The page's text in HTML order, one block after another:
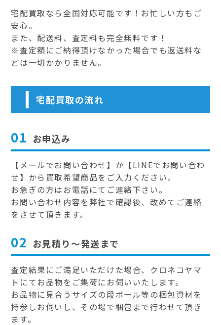
宅配買取なら全国対応可能です！お忙しい方もご
安心。
また、配送料、査定料も完全無料です！
※査定額にご納得頂けなかった場合でも返送料な
どは一切かかりません。
宅配買取の流れ
01 お申込み
【メールでお問い合わせ】か【LINEでお問い合わ
せ】から買取希望商品をご入力ください。
お急ぎの方はお電話にてご連絡下さい。
お問い合わせ内容を弊社で確認後、改めてご連絡
をさせて頂きます。
02 お見積り～発送まで
査定結果にご満足いただけた場合、クロネコヤマ
トにてお品物をご集荷にお伺いいたします。
お品物に見合うサイズの段ボール等の梱包資材を
持参しお伺いし、その場で梱包まで行わせて頂き
ます。